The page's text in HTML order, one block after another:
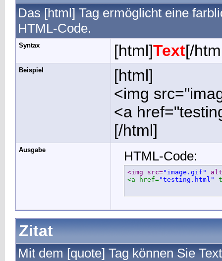
Das [html] Tag ermöglicht eine
HTML-Code.
Syntax [html]Text[/
Beispiel
[html]
<img
<a
[/html]
Ausgabe HTML-Code:
<img src="image.gif"
<a href="testing.html"
Zitat
Mit dem [quote] Tag können Sie